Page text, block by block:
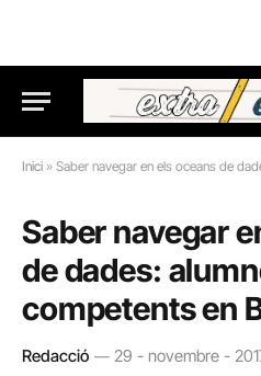
Inici » Saber navegar en els oceans de
Saber navegar
de dades:
competents en
Redacció 29 - novembre -